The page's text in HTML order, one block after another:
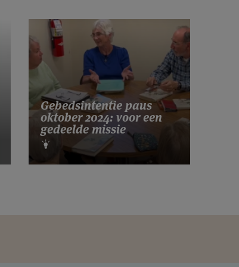
Gebedsintentie paus
oktober 2024: voor een
gedeelde missie